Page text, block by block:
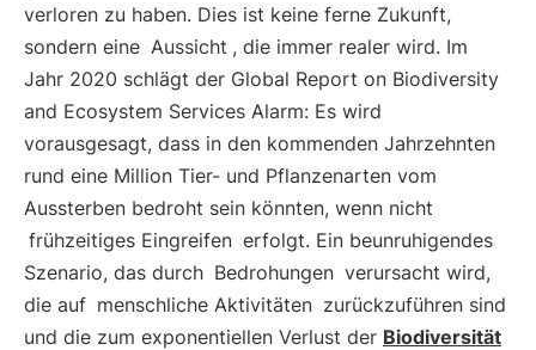
verloren zu haben. Dies ist keine ferne Zukunft,
sondern eine Aussicht , die immer realer wird. Im
Jahr 2020 schlägt der Global Report on Biodiversity
and Ecosystem Services Alarm: Es wird
vorausgesagt, dass in den kommenden Jahrzehnten
rund eine Million Tier- und Pflanzenarten vom
Aussterben bedroht sein könnten, wenn nicht
frühzeitiges Eingreifen erfolgt. Ein beunruhigendes
Szenario, das durch Bedrohungen verursacht wird,
die auf menschliche Aktivitäten zurückzuführen sind
und die zum exponentiellen Verlust der Biodiversität